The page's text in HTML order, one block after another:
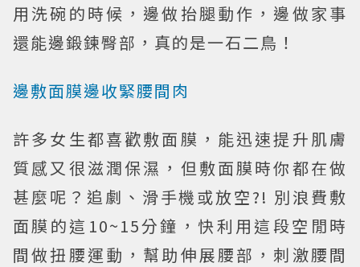
用洗碗的時候，邊做抬腿動作，邊做家事
還能邊鍛鍊臀部，真的是一石二鳥！
邊敷面膜邊收緊腰間肉
許多女生都喜歡敷面膜，能迅速提升肌膚
質感又很滋潤保濕，但敷面膜時你都在做
甚麼呢？追劇、滑手機或放空?! 別浪費敷
面膜的這10~15分鐘，快利用這段空閒時
間做扭腰運動，幫助伸展腰部，刺激腰間